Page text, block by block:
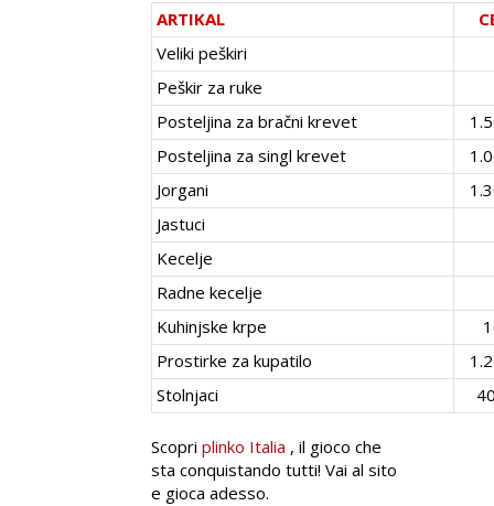
ARTIKAL
Veliki peškiri
Peškir za ruke
Posteljina za bračni krevet
Posteljina za singl krevet
Jorgani
Jastuci
Kecelje
Radne kecelje
Kuhinjske krpe
Prostirke za kupatilo
Stolnjaci
Scopri plinko Italia , il gioco che
sta conquistando tutti! Vai al sito
e gioca adesso.